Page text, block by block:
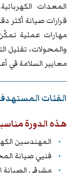
المعدات
قرارات صيانة أكثر
مهارات عملية
والمحولات، تقليل
معايير السلامة في
الفئات
هذه الدورة
المهندسين
فنيي صيانة
مشرفي الصيانة